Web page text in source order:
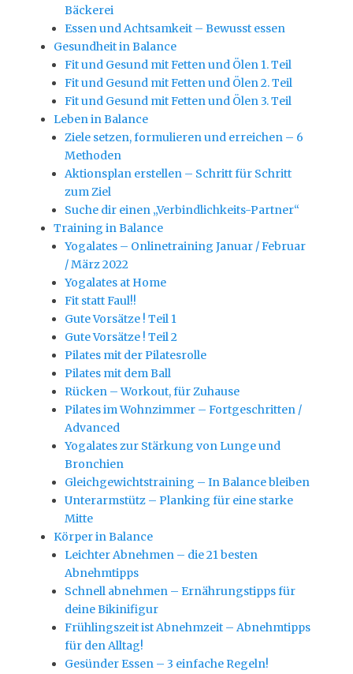
Bäckerei
Essen und Achtsamkeit – Bewusst essen
Gesundheit in Balance
Fit und Gesund mit Fetten und Ölen 1. Teil
Fit und Gesund mit Fetten und Ölen 2. Teil
Fit und Gesund mit Fetten und Ölen 3. Teil
Leben in Balance
Ziele setzen, formulieren und erreichen – 6
Methoden
Aktionsplan erstellen – Schritt für Schritt
zum Ziel
Suche dir einen „Verbindlichkeits-Partner“
Training in Balance
Yogalates – Onlinetraining Januar / Februar
/ März 2022
Yogalates at Home
Fit statt Faul!!
Gute Vorsätze ! Teil 1
Gute Vorsätze ! Teil 2
Pilates mit der Pilatesrolle
Pilates mit dem Ball
Rücken – Workout, für Zuhause
Pilates im Wohnzimmer – Fortgeschritten /
Advanced
Yogalates zur Stärkung von Lunge und
Bronchien
Gleichgewichtstraining – In Balance bleiben
Unterarmstütz – Planking für eine starke
Mitte
Körper in Balance
Leichter Abnehmen – die 21 besten
Abnehmtipps
Schnell abnehmen – Ernährungstipps für
deine Bikinifigur
Frühlingszeit ist Abnehmzeit – Abnehmtipps
für den Alltag!
Gesünder Essen – 3 einfache Regeln!